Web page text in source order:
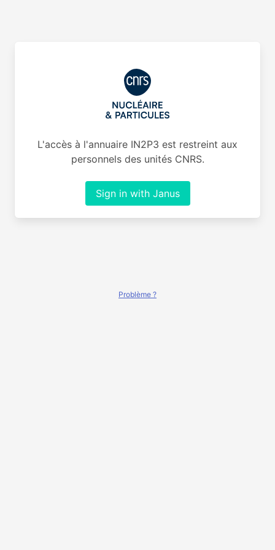
L'accès à l'annuaire IN2P3 est restreint aux
personnels des unités CNRS.
Sign in with Janus
Problème ?